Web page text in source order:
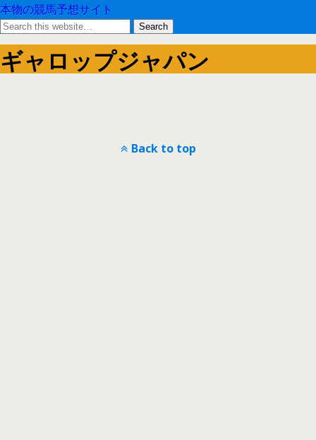
本物の競馬予想サイト
ギャロップジャパン
Back to top